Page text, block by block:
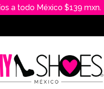
a todo México $139 mxn.